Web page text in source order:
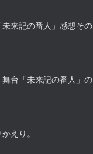
来記の番人」感想その
台「未来記の番人」の
えり。